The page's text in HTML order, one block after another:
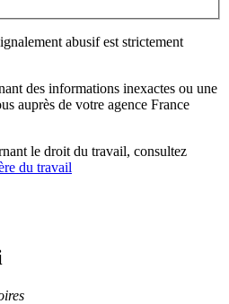
abusif est strictement
des informations inexactes ou une
auprès de votre agence France
le droit du travail, consultez
du travail